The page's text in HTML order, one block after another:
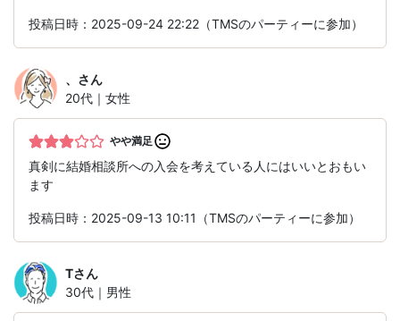
投稿日時：2025-09-24 22:22（TMSのパーティーに参加）
、 さん
20代｜女性
やや満足
真剣に結婚相談所への入会を考えている人にはいいとおもい
ます
投稿日時：2025-09-13 10:11（TMSのパーティーに参加）
Tさん
30代｜男性